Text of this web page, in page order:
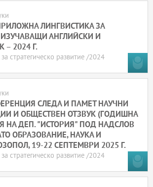
ЛИНГВИСТИКА ЗА
АНГЛИЙСКИ И
– 2024 Г.
стратегическо развитие /2024
СЛЕДА И ПАМЕТ НАУЧНИ
И ОБЩЕСТВЕН ОТЗВУК (ГОДИШНА
НА ДЕП. "ИСТОРИЯ" ПОД НАДСЛОВ
ОБРАЗОВАНИЕ, НАУКА И
19-22 СЕПТЕМВРИ 2025 Г.
стратегическо развитие /2024